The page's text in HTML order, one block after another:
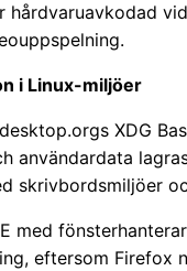
i Linux-miljöer
XDG
användardata
skrivbordsmiljöer
med
eftersom Firefox